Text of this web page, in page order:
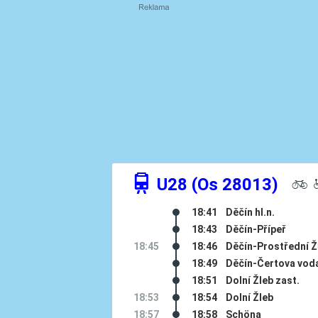
û U28 (Os 28013) L
18:41 Děčín hl.n.
18:43
Děčín-Přípeř
18:45
18:46 Děčín-Prostřední
18:49
Děčín-Čertova
18:51
Dolní Žleb zast.
18:53
18:54 Dolní Žleb
18:57
18:58 Schöna